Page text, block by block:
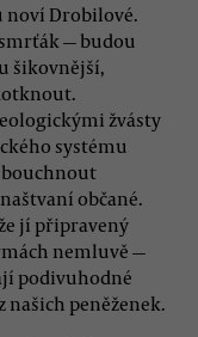
noví Drobilové.
— budou
šikovnější,
žvásty
systému
bouchnout
občané.
jí připravený
nemluvě —
podivuhodné
našich peněženek.